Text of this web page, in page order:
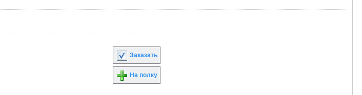
Заказать
На полку